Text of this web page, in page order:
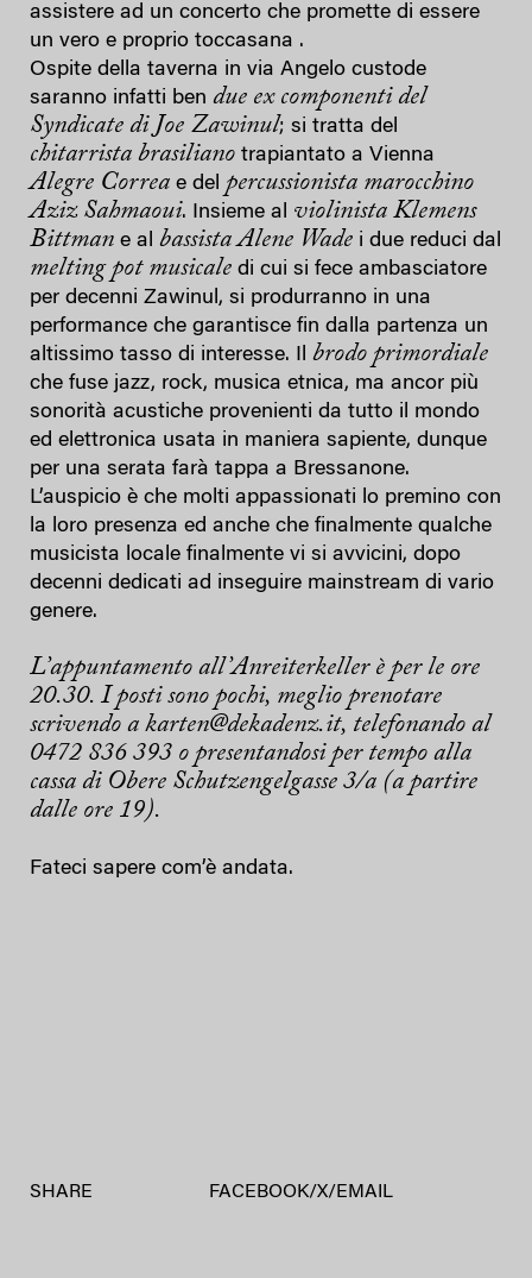
assistere ad un concerto che promette di essere
un vero e proprio toccasana .
Ospite della taverna in via Angelo custode
saranno infatti ben due ex componenti del
Syndicate di Joe Zawinul; si tratta del
chitarrista brasiliano trapiantato a Vienna
Alegre Correa e del percussionista marocchino
Aziz Sahmaoui. Insieme al violinista Klemens
Bittman e al bassista Alene Wade i due reduci dal
melting pot musicale di cui si fece ambasciatore
per decenni Zawinul, si produrranno in una
performance che garantisce fin dalla partenza un
altissimo tasso di interesse. Il brodo primordiale
che fuse jazz, rock, musica etnica, ma ancor più
sonorità acustiche provenienti da tutto il mondo
ed elettronica usata in maniera sapiente, dunque
per una serata farà tappa a Bressanone.
L’auspicio è che molti appassionati lo premino con
la loro presenza ed anche che finalmente qualche
musicista locale finalmente vi si avvicini, dopo
decenni dedicati ad inseguire mainstream di vario
genere.
L’appuntamento all’Anreiterkeller è per le ore
20.30. I posti sono pochi, meglio prenotare
scrivendo a karten@dekadenz.it, telefonando al
0472 836 393 o presentandosi per tempo alla
cassa di Obere Schutzengelgasse 3/a (a partire
dalle ore 19).
Fateci sapere com’è andata.
SHARE FACEBOOK/X/ EMAIL